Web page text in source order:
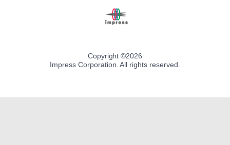
Copyright ©2026
Impress Corporation. All rights reserved.